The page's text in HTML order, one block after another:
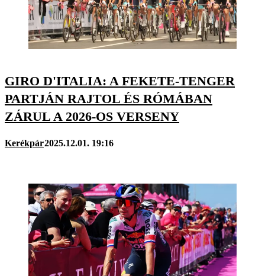
GIRO D'ITALIA: A FEKETE-TENGER
PARTJÁN RAJTOL ÉS RÓMÁBAN
ZÁRUL A 2026-OS VERSENY
Kerékpár2025.12.01. 19:16